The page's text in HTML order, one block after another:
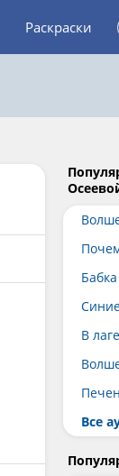
Раскраски
Бабка
В
Все